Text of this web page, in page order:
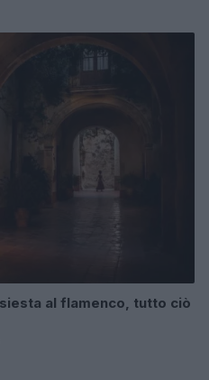
al flamenco, tutto ciò